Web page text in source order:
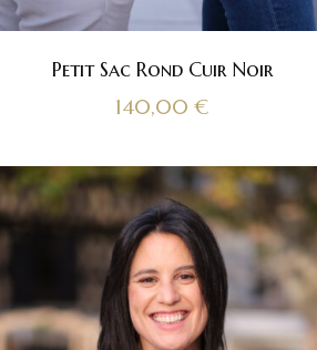
Petit Sac Rond Cuir Noir
140,00 €